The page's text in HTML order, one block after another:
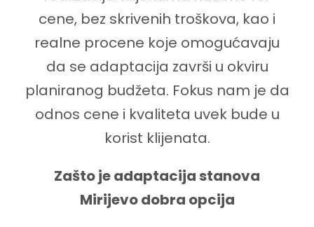
cene, bez skrivenih troškova, kao i
realne procene koje omogućavaju
da se adaptacija završi u okviru
planiranog budžeta. Fokus nam je da
odnos cene i kvaliteta uvek bude u
korist klijenata.
Zašto je adaptacija stanova
Mirijevo dobra opcija